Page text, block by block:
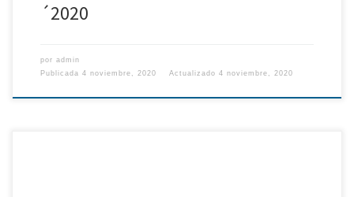
´2020
por admin
Publicada 4 noviembre, 2020 Actualizado 4 noviembre, 2020